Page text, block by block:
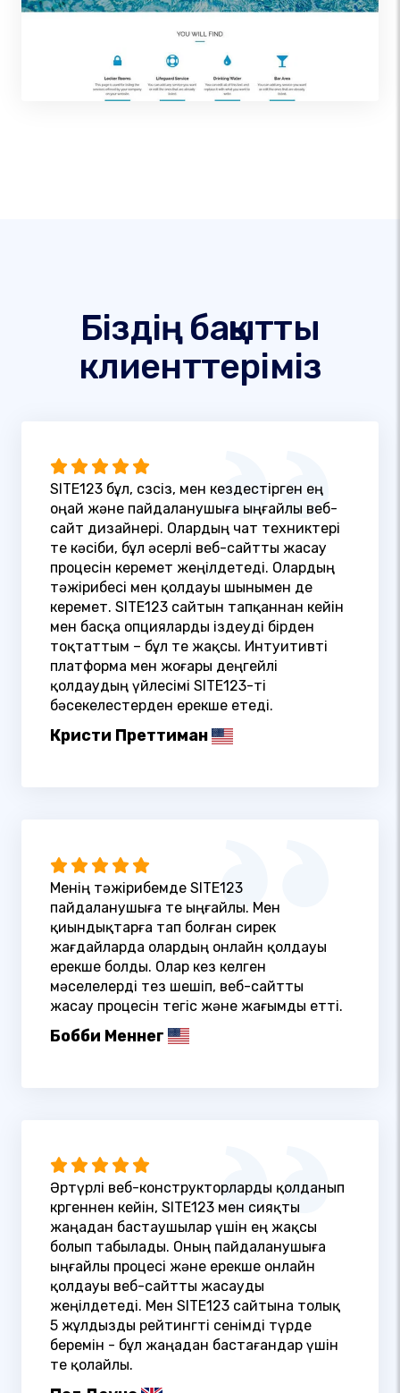
Біздің бақытты
клиенттеріміз
SITE123 бұл, сөзсіз, мен кездестірген ең
оңай және пайдаланушыға ыңғайлы веб-
сайт дизайнері. Олардың чат техниктері
өте кәсіби, бұл әсерлі веб-сайтты жасау
процесін керемет жеңілдетеді. Олардың
тәжірибесі мен қолдауы шынымен де
керемет. SITE123 сайтын тапқаннан кейін
мен басқа опцияларды іздеуді бірден
тоқтаттым – бұл өте жақсы. Интуитивті
платформа мен жоғары деңгейлі
қолдаудың үйлесімі SITE123-ті
бәсекелестерден ерекше етеді.
Кристи Преттиман
Менің тәжірибемде SITE123
пайдаланушыға өте ыңғайлы. Мен
қиындықтарға тап болған сирек
жағдайларда олардың онлайн қолдауы
ерекше болды. Олар кез келген
мәселелерді тез шешіп, веб-сайтты
жасау процесін тегіс және жағымды етті.
Бобби Меннег
Әртүрлі веб-конструкторларды қолданып
көргеннен кейін, SITE123 мен сияқты
жаңадан бастаушылар үшін ең жақсы
болып табылады. Оның пайдаланушыға
ыңғайлы процесі және ерекше онлайн
қолдауы веб-сайтты жасауды
жеңілдетеді. Мен SITE123 сайтына толық
5 жұлдызды рейтингті сенімді түрде
беремін - бұл жаңадан бастағандар үшін
өте қолайлы.